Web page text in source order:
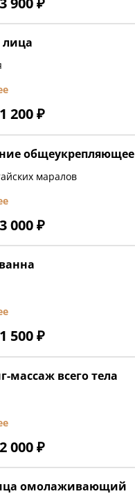
лица
1 200₽
общеукрепляющее
маралов
3 000₽
1 500₽
массаж всего тела
2 000₽
омолаживающий